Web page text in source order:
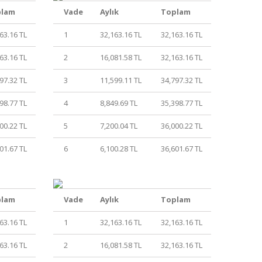
TL
TL
TL
TL
TL
TL
Vade Aylık Toplam
1 32,163.16 TL 32,163.16 TL
2 16,081.58 TL 32,163.16 TL
3 11,599.11 TL 34,797.32 TL
4 8,849.69 TL 35,398.77 TL
5 7,200.04 TL 36,000.22 TL
6 6,100.28 TL 36,601.67 TL
TL
TL
Vade Aylık Toplam
1 32,163.16 TL 32,163.16 TL
2 16,081.58 TL 32,163.16 TL